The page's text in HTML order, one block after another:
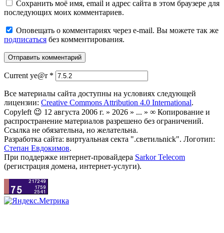
Сохранить моё имя, email и адрес сайта в этом браузере для
последующих моих комментариев.
Оповещать о комментариях через e-mail. Вы можете так же
подписаться без комментирования.
Current ye@r *
Все материалы сайта доступны на условиях следующей
лицензии: Creative Commons Attribution 4.0 International.
Copyleft 😉 12 августа 2006 г. » 2026 » ... » ∞ Копирование и
распространение материалов разрешено без ограничений.
Ссылка не обязательна, но желательна.
Разработка сайта: виртуальная секта ".светильnick". Логотип:
Степан Евдокимов.
При поддержке интернет-провайдера Sarkor Telecom
(регистрация домена, интернет-услуги).